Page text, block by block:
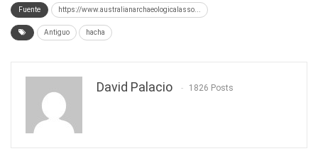
Fuente https://www.australianarchaeologicalasso...
Antiguo hacha
David Palacio 1826 Posts